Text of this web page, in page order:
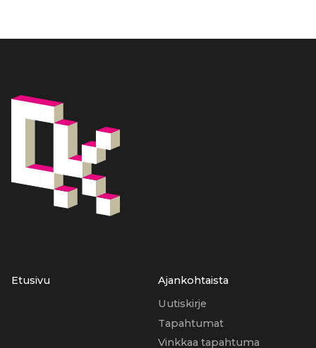
Etusivu
Ajankohtaista
Uutiskirje
Tapahtumat
Vinkkaa tapahtuma